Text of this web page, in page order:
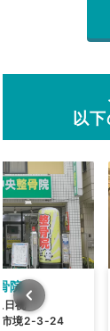
以
院
祝
市境2-3-24